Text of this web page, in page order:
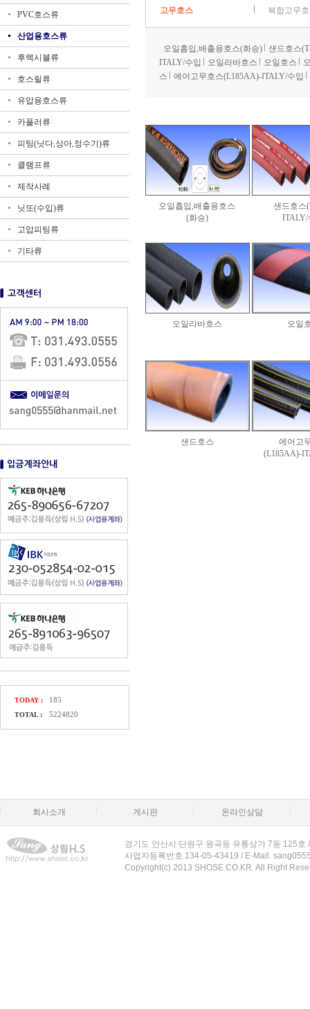
PVC호스류
산업용호스류
후렉시블류
호스릴류
유압용호스류
카플러류
피팅(닛다,상아,정수기)류
클램프류
제작사례
닛또(수입)류
고압피팅류
기타류
TODAY : 185
TOTAL : 5224820
고무호스 복합고무
오일흡입,배출용호스(화승)
샌드호스
ITALY/수입
오일라바호스 오일호스
스
에어고무호스(L185AA)-ITALY/수입
오일흡입,배출용호스
(화승)
샌드호스
ITALY/
오일라바호스 오일
샌드호스
에어고
(L185AA)-
회사소개 게시판 온라인상담
경기도 안산시 단원구 원곡동 유통상가 7동 125
사업자등록번호 134-05-43419 / E-Mail.
Copyright(c) 2013 SHOSE.CO.KR. All Right